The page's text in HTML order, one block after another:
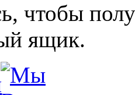
чтобы
ящик.